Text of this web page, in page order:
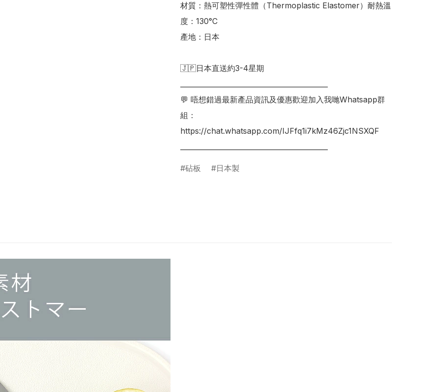
材質：熱可塑性彈性體（Thermoplastic Elastomer）耐熱溫
度：130°C
產地：日本
🇯🇵日本直送約3-4星期
💬 唔想錯過最新產品資訊及優惠歡迎加入我哋Whatsapp群
組：
https://chat.whatsapp.com/IJFfq1i7kMz46Zjc1NSXQF
砧板 日本製